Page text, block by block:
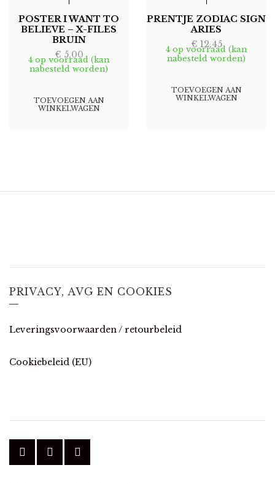
POSTER I WANT TO
BELIEVE – X-FILES
BRUIN
€ 5,00
4 op voorraad (kan
nabesteld worden)
TOEVOEGEN AAN
WINKELWAGEN
PRENTJE ZODIAC SIGN
ARIES
€ 12,45
4 op voorraad (kan
nabesteld worden)
TOEVOEGEN AAN
WINKELWAGEN
PRIVACY, AVG EN COOKIES
Leveringsvoorwaarden / retourbeleid
Cookiebeleid (EU)